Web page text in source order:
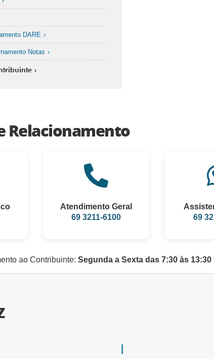
DARE
Notas
Relacionamento
Atendimento Geral
69 3211-6100
69
ao Contribuinte: Segunda a Sexta das 7:30 às 13:30
I